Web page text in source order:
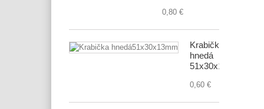
0,80 €
Krabička
hnedá
51x30x13mm
0,60 €